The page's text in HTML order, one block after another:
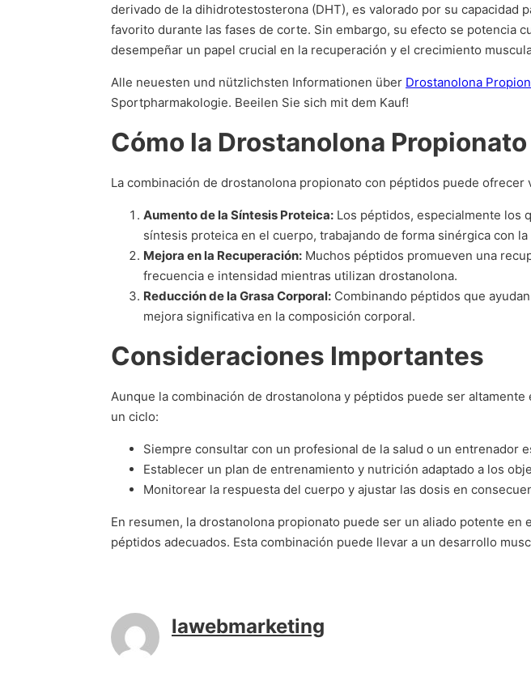
derivado de la dihidrotestosterona (DHT), es valorado por su
favorito durante las fases de corte. Sin embargo, su efecto se potencia
desempeñar un papel crucial en la recuperación y el crecimiento
Alle neuesten und nützlichsten Informationen über Drostanolona
Sportpharmakologie. Beeilen Sie sich mit dem Kauf!
Cómo la Drostanolona
La combinación de drostanolona propionato con péptidos puede ofrecer
Aumento de la Síntesis Proteica: Los péptidos, especialmente los
síntesis proteica en el cuerpo, trabajando de forma sinérgica con
Mejora en la Recuperación: Muchos péptidos promueven una
frecuencia e intensidad mientras utilizan drostanolona.
Reducción de la Grasa Corporal: Combinando péptidos que
mejora significativa en la composición corporal.
Consideraciones Importantes
Aunque la combinación de drostanolona y péptidos puede ser
un ciclo:
Siempre consultar con un profesional de la salud o un entrenador
Establecer un plan de entrenamiento y nutrición adaptado a los
Monitorear la respuesta del cuerpo y ajustar las dosis en
En resumen, la drostanolona propionato puede ser un aliado potente
péptidos adecuados. Esta combinación puede llevar a un desarrollo
lawebmarketing